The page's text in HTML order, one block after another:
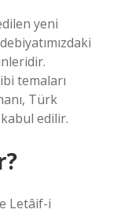
yeni
temaları
Türk
edilir.
Letâif-i